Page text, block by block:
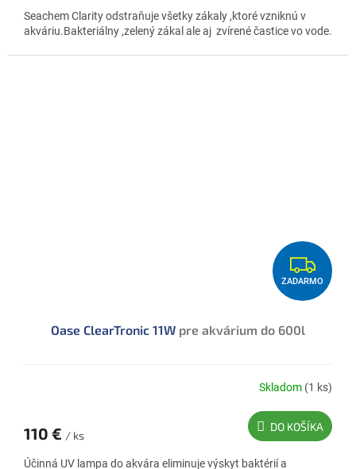
Seachem Clarity odstraňuje všetky zákaly ,ktoré vzniknú v
akváriu.Bakteriálny ,zelený zákal ale aj zvírené častice vo vode.
Z
A
M
O
ZADARMO
Oase ClearTronic 11W pre akvárium do 600l
Skladom (1 ks)
110 € / ks
DO KOŠÍKA
Účinná UV lampa do akvára eliminuje výskyt baktérií a